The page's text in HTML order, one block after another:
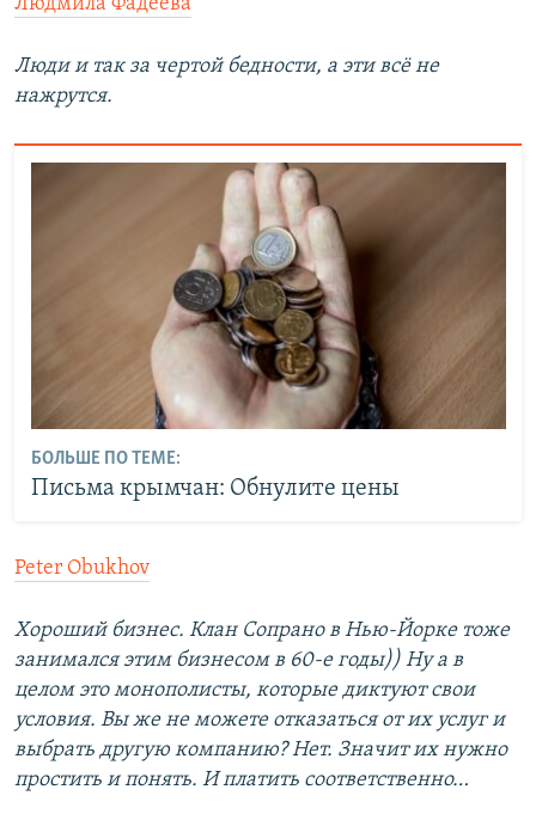
Людмила Фадеева
Люди и так за чертой бедности, а эти всё не
нажрутся.
БОЛЬШЕ ПО ТЕМЕ:
Письма крымчан: Обнулите цены
Peter Obukhov
Хороший бизнес. Клан Сопрано в Нью-Йорке тоже
занимался этим бизнесом в 60-е годы)) Ну а в
целом это монополисты, которые диктуют свои
условия. Вы же не можете отказаться от их услуг и
выбрать другую компанию? Нет. Значит их нужно
простить и понять. И платить соответственно…